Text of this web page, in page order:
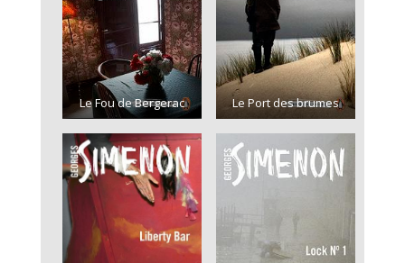
Le Fou de Bergerac Le Port des brumes